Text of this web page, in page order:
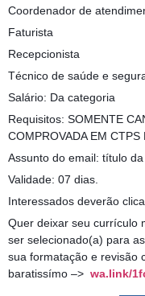
Coordenador de
Faturista
Recepcionista
Técnico de saúde e
Salário: Da categoria
Requisitos: SOMENTE
COMPROVADA EM CTPS
Assunto do email: título
Validade: 07 dias.
Interessados deverão
Quer deixar seu currículo
ser selecionado(a) para
sua formatação e revisão
baratissímo –> wa.link/